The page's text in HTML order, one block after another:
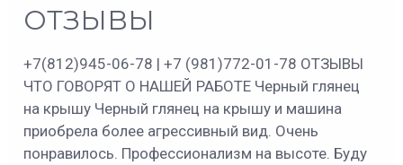
ОТЗЫВЫ
+7(812)945-06-78 | +7 (981)772-01-78 ОТЗЫВЫ
ЧТО ГОВОРЯТ О НАШЕЙ РАБОТЕ Черный глянец
на крышу Черный глянец на крышу и машина
приобрела более агрессивный вид. Очень
понравилось. Профессионализм на высоте. Буду
ОТЗЫВЫ